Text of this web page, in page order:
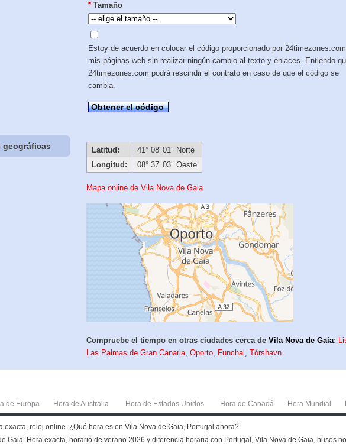
* Tamaño
Estoy de acuerdo en colocar el código proporcionado por
mis páginas web sin realizar ningún cambio al texto y enlaces. Entiendo
24timezones.com podrá rescindir el contrato en caso de que el código se
cambia.
Obtener el código
geográficas Latitud:
41° 08′ 01″ Norte
Longitud:
08° 37′ 03″ Oeste
Mapa online de Vila Nova de Gaia
Compruebe el tiempo en otras ciudades cerca deVila Nova de Gaia:
Las Palmas de Gran Canaria,Oporto, Funchal ,Tórshavn
de Europa Hora de Australia Hora de Estados Unidos Hora de Canadá Hora Mundial
exacta, reloj online. ¿Qué hora es en Vila Nova de Gaia, Portugal ahora?
Gaia. Hora exacta, horario de verano 2026 y diferencia horaria con Portugal, Vila Nova de Gaia, husos